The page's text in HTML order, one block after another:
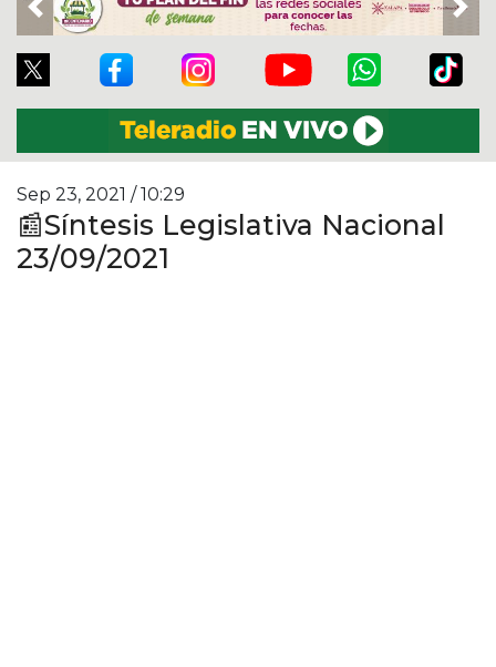
Previous
Sep 23, 2021 / 10:29
📰Síntesis Legislativa Nacional
23/09/2021